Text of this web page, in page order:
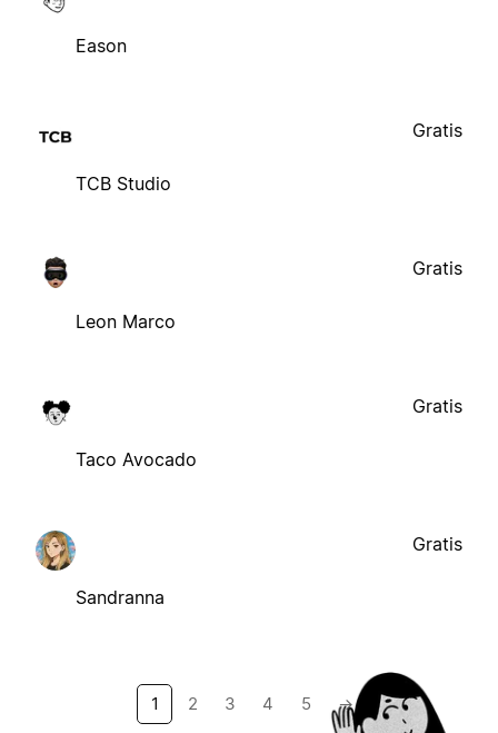
Eason
TCB Studio
Gratis
Leon Marco
Gratis
Taco Avocado
Gratis
Sandranna
Gratis
1 2 3 4 5 →